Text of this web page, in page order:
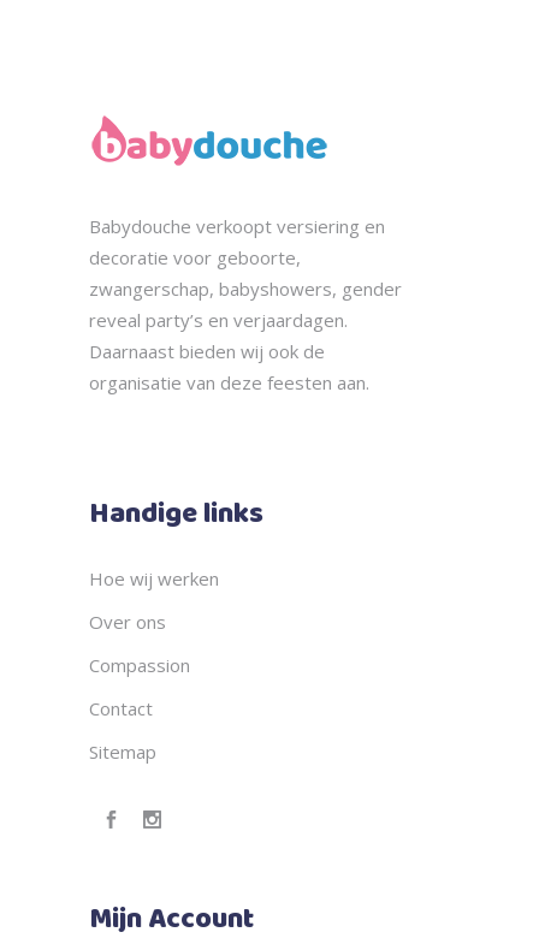
Babydouche verkoopt versiering en
decoratie voor geboorte,
zwangerschap, babyshowers, gender
reveal party’s en verjaardagen.
Daarnaast bieden wij ook de
organisatie van deze feesten aan.
Handige links
Hoe wij werken
Over ons
Compassion
Contact
Sitemap
Mijn Account